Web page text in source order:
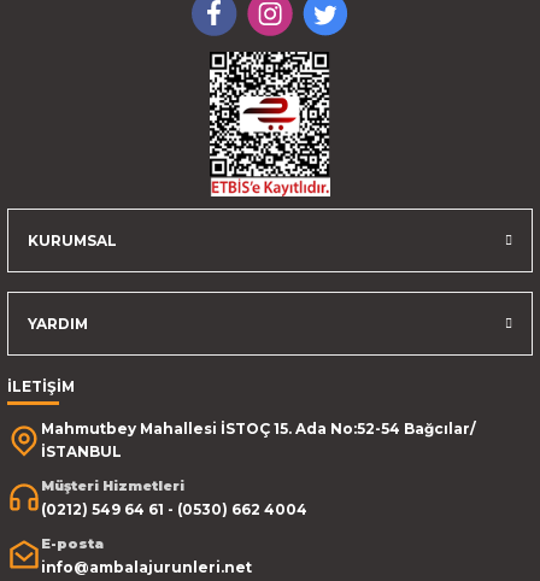
KURUMSAL
YARDIM
İLETİŞİM
Mahmutbey Mahallesi İSTOÇ 15. Ada No:52-54 Bağcılar/
İSTANBUL
Müşteri Hizmetleri
(0212) 549 64 61 - (0530) 662 4004
E-posta
info@ambalajurunleri.net